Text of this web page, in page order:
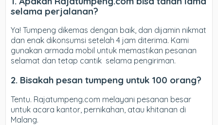
selama perjalanan?
Ya! Tumpeng dikemas dengan baik, dan dijamin nikmat
dan enak dikonsumsi setelah 4 jam diterima. Kami
gunakan armada mobil untuk memastikan pesanan
selamat dan tetap cantik selama pengiriman.
2. Bisakah pesan tumpeng untuk 100 orang?
Tentu. Rajatumpeng.com melayani pesanan besar
untuk acara kantor, pernikahan, atau khitanan di
Malang.